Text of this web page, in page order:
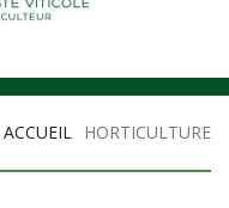
ACCUEIL HORTICULTURE